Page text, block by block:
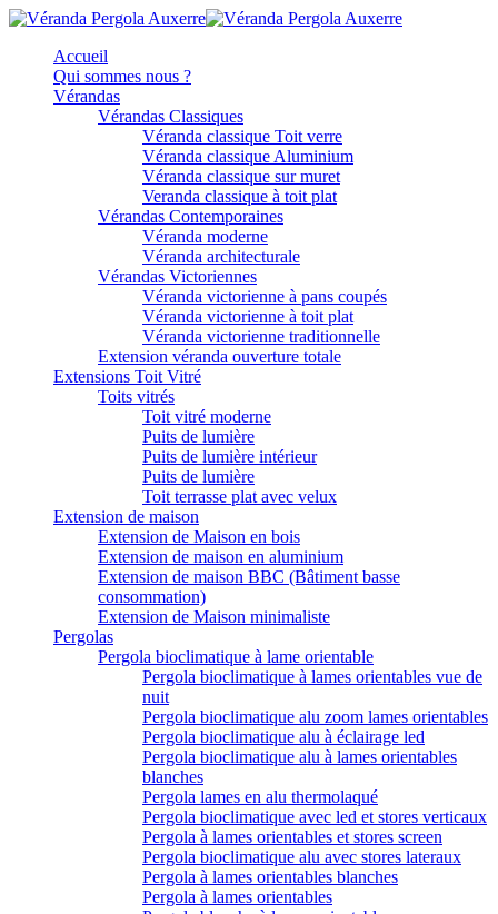
Accueil
Qui sommes nous ?
Vérandas
Vérandas Classiques
Véranda classique Toit verre
Véranda classique Aluminium
Véranda classique sur muret
Veranda classique à toit plat
Vérandas Contemporaines
Véranda moderne
Véranda architecturale
Vérandas Victoriennes
Véranda victorienne à pans coupés
Véranda victorienne à toit plat
Véranda victorienne traditionnelle
Extension véranda ouverture totale
Extensions Toit Vitré
Toits vitrés
Toit vitré moderne
Puits de lumière
Puits de lumière intérieur
Puits de lumière
Toit terrasse plat avec velux
Extension de maison
Extension de Maison en bois
Extension de maison en aluminium
Extension de maison BBC (Bâtiment basse
consommation)
Extension de Maison minimaliste
Pergolas
Pergola bioclimatique à lame orientable
Pergola bioclimatique à lames orientables vue de
nuit
Pergola bioclimatique alu zoom lames orientables
Pergola bioclimatique alu à éclairage led
Pergola bioclimatique alu à lames orientables
blanches
Pergola lames en alu thermolaqué
Pergola bioclimatique avec led et stores verticaux
Pergola à lames orientables et stores screen
Pergola bioclimatique alu avec stores lateraux
Pergola à lames orientables blanches
Pergola à lames orientables